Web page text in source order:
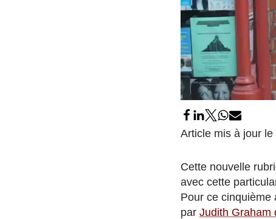
Article mis à jour
Cette nouvelle
avec cette
Pour ce cinquième
par Judith Graham